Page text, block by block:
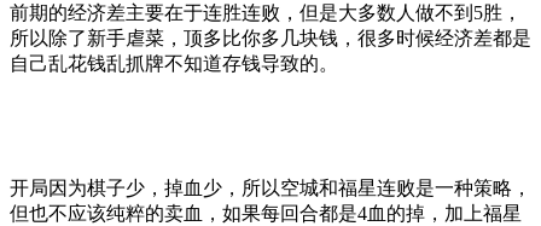
前期的经济差主要在于连胜连败，但是大多数人做不到5胜，
所以除了新手虐菜，顶多比你多几块钱，很多时候经济差都是
自己乱花钱乱抓牌不知道存钱导致的。
开局因为棋子少，掉血少，所以空城和福星连败是一种策略，
但也不应该纯粹的卖血，如果每回合都是4血的掉，加上福星